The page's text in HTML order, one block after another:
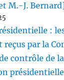
M.-J.
:
reçus par la
contrôle de
présidentielle